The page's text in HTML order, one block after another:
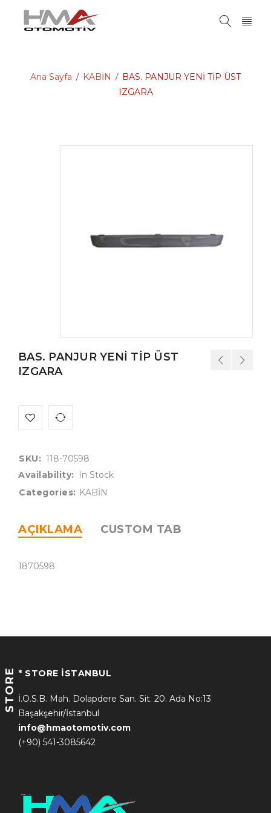
Ana Sayfa / KABİN / BAS. PANJUR YENİ TİP ÜST
IZGARA
BAS. PANJUR YENİ TİP ÜST
IZGARA
SKU: 118-70598
Availability:
In Stock
Categories: KABİN
AÇIKLAMA CUSTOM TAB
1870598
STORE * STORE İSTANBUL
İ.O.S.B. Mah. Dolapdere San. Sit. 20. Ada No:13
Başakşehir/İstanbul
info@hmaotomotiv.com
(+90) 541-3085642